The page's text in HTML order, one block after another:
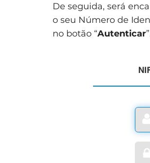
De seguida, será
o seu Número de
no botão “Autenticar